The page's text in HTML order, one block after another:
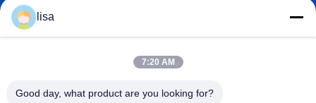
E-mail
Telefoon
lisa
7:20 AM
Good day, what product are you looking for?